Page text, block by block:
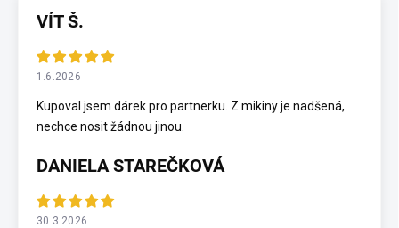
VÍT Š.
1.6.2026
Kupoval jsem dárek pro partnerku. Z mikiny je nadšená,
nechce nosit žádnou jinou.
DANIELA STAREČKOVÁ
30.3.2026